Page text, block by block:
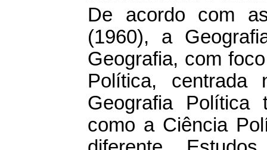
De acordo com
(1960), a
Geografia, com
Política, centrada
Geografia Política
como a Ciência